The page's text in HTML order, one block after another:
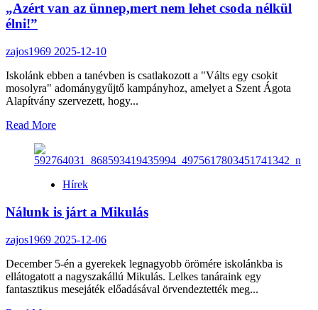
karácsonyfáját
„Azért van az ünnep,mert nem lehet csoda nélkül
élni!”
zajos1969 2025-12-10
Iskolánk ebben a tanévben is csatlakozott a "Válts egy csokit
mosolyra" adománygyűjtő kampányhoz, amelyet a Szent Ágota
Alapítvány szervezett, hogy...
Read MoreRead
„Azért
az
nem
csoda
élni!”
Hírek
Nálunk is járt a Mikulás
zajos1969 2025-12-06
December 5-én a gyerekek legnagyobb örömére iskolánkba is
ellátogatott a nagyszakállú Mikulás. Lelkes tanáraink egy
fantasztikus mesejáték előadásával örvendeztették meg...